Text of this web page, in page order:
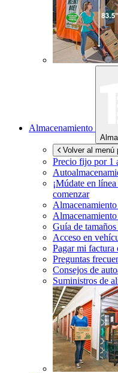
Almacenamiento
Volver al menú
Precio fijo por 1
¡Múdate en
comenzar
Guía de
Acceso en
Pagar mi factura
Preguntas
Consejos de
Suministros de